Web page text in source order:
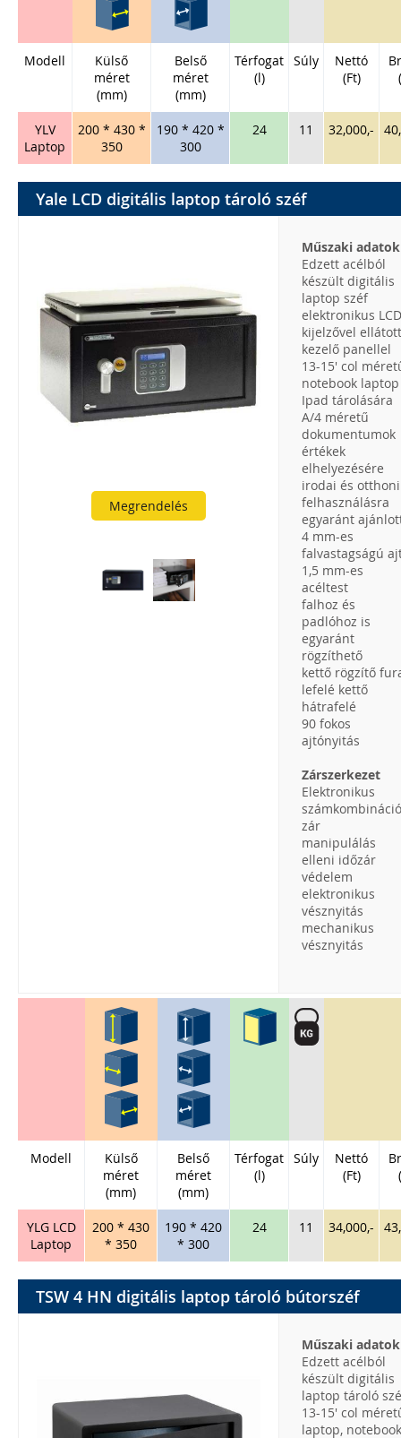
Modell
Külső
méret
(mm)
Belső
méret
(mm)
Térfogat
(l)
Súly
Nettó
(Ft)
YLV
Laptop
200 * 430 *
350
190 * 420 *
300
24 11 32,000,-
Yale LCD digitális laptop tároló széf
Megrendelés
Műszaki adatok
Edzett acélból
készült digitális
laptop széf
elektronikus LCD
kijelzővel ellátott
kezelő panellel
13-15' col
notebook laptop
Ipad tárolására
A/4 méretű
dokumentumok
értékek
elhelyezésére
irodai és otthoni
felhasználásra
egyaránt
4 mm-es
falvastagságú
1,5 mm-es
acéltest
falhoz és
padlóhoz is
egyaránt
rögzíthető
kettő rögzítő
lefelé kettő
hátrafelé
90 fokos
ajtónyitás
Zárszerkezet
Elektronikus
zár
manipulálás
elleni időzár
védelem
elektronikus
vésznyitás
mechanikus
vésznyitás
Modell
Külső
méret
(mm)
Belső
méret
(mm)
Térfogat
(l)
Súly
Nettó
(Ft)
YLG LCD
Laptop
200 * 430
* 350
190 * 420
* 300
24 11 34,000,-
TSW 4 HN digitális laptop tároló bútorszéf
Műszaki adatok
Edzett acélból
készült digitális
laptop tároló
13-15' col
laptop,